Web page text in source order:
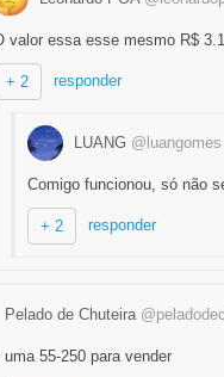
valor essa esse mesmo R$
+ 2 responder
LUANG @luangomes
Comigo funcionou, só não
+ 2 responder
Pelado de Chuteira
uma 55-250 para vender